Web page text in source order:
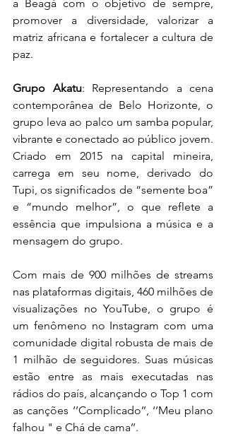
a Beagá com o objetivo de sempre,
promover a diversidade, valorizar a
matriz africana e fortalecer a cultura de
paz.
Grupo Akatu: Representando a cena
contemporânea de Belo Horizonte, o
grupo leva ao palco um samba popular,
vibrante e conectado ao público jovem.
Criado em 2015 na capital mineira,
carrega em seu nome, derivado do
Tupi, os significados de “semente boa”
e “mundo melhor”, o que reflete a
essência que impulsiona a música e a
mensagem do grupo.
Com mais de 900 milhões de streams
nas plataformas digitais, 460 milhões de
visualizações no YouTube, o grupo é
um fenômeno no Instagram com uma
comunidade digital robusta de mais de
1 milhão de seguidores. Suas músicas
estão entre as mais executadas nas
rádios do país, alcançando o Top 1 com
as canções ‘’Complicado’’, ‘’Meu plano
falhou " e Chá de cama’’.